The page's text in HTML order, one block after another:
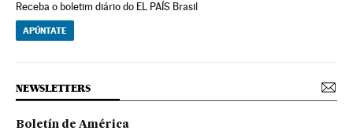
Receba o boletim diário do EL PAÍS Brasil
APÚNTATE
NEWSLETTERS
Boletín de América